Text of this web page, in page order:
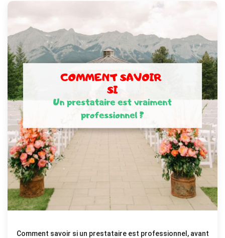
Comment savoir si un prestataire est professionnel, avant